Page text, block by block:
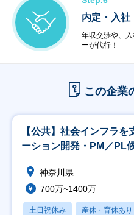
内定・入社
年収交渉や、
ーが代行！
この企業
【公共】社会インフラ
ーション開発・PM／PL
神奈川県
700万~1400万
土日祝休み 産休・育休あり